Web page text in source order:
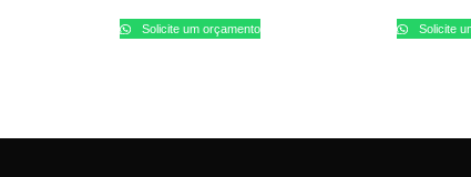
Solicite um orçamento Solicite